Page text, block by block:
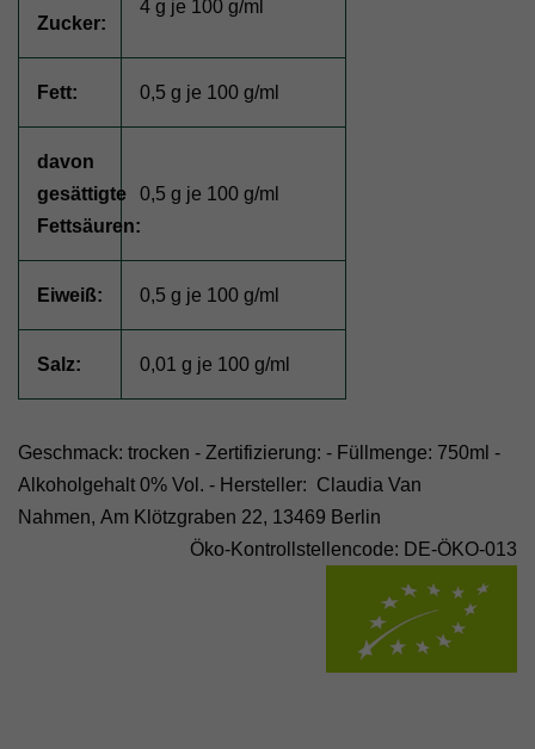
Zucker:
4 g je 100 g/ml
Fett: 0,5 g je 100 g/ml
davon
gesättigte
Fettsäuren:
0,5 g je 100 g/ml
Eiweiß: 0,5 g je 100 g/ml
Salz: 0,01 g je 100 g/ml
Geschmack: trocken - Zertifizierung: - Füllmenge: 750ml -
Alkoholgehalt 0% Vol. - Hersteller: Claudia Van
Nahmen, Am Klötzgraben 22, 13469 Berlin
Öko-Kontrollstellencode: DE-ÖKO-013